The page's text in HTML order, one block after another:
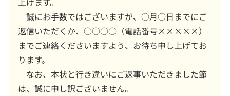
誠にお手数ではございますが、○月○日までにご
返信いただくか、○○○○（電話番号×××××）
までご連絡くださいますよう、お待ち申し上げてお
ります。
なお、本状と行き違いにご返事いただきました節
は、誠に申し訳ございません。